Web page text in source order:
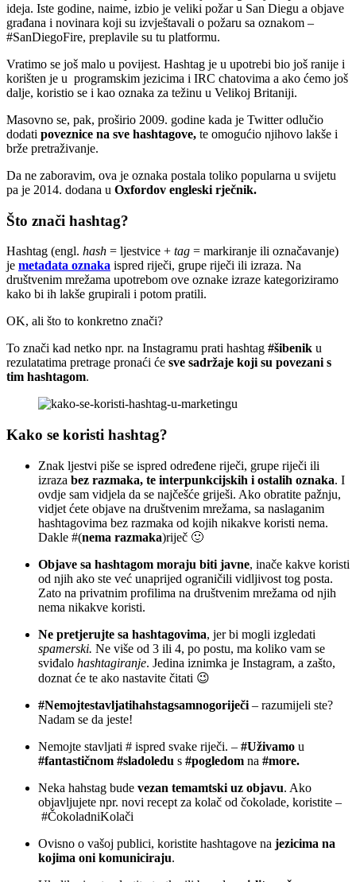
ideja. Iste godine, naime, izbio je veliki požar u San Diegu a objave
građana i novinara koji su izvještavali o požaru sa oznakom –
#SanDiegoFire, preplavile su tu platformu.
Vratimo se još malo u povijest. Hashtag je u upotrebi bio još ranije i
korišten je u programskim jezicima i IRC chatovima a ako ćemo još
dalje, koristio se i kao oznaka za težinu u Velikoj Britaniji.
Masovno se, pak, proširio 2009. godine kada je Twitter odlučio
dodati poveznice na sve hashtagove, te omogućio njihovo lakše i
brže pretraživanje.
Da ne zaboravim, ova je oznaka postala toliko popularna u svijetu
pa je 2014. dodana u Oxfordov engleski rječnik.
Što znači hashtag?
Hashtag (engl. hash = ljestvice + tag = markiranje ili označavanje)
je metadata oznaka ispred riječi, grupe riječi ili izraza. Na
društvenim mrežama upotrebom ove oznake izraze kategoriziramo
kako bi ih lakše grupirali i potom pratili.
OK, ali što to konkretno znači?
To znači kad netko npr. na Instagramu prati hashtag #šibenik u
rezulatatima pretrage pronaći će sve sadržaje koji su povezani s
tim hashtagom.
Kako se koristi hashtag?
Znak ljestvi piše se ispred određene riječi, grupe riječi ili
izraza bez razmaka, te interpunkcijskih i ostalih oznaka. I
ovdje sam vidjela da se najčešće griješi. Ako obratite pažnju,
vidjet ćete objave na društvenim mrežama, sa naslaganim
hashtagovima bez razmaka od kojih nikakve koristi nema.
Dakle #(nema razmaka)riječ 🙂
Objave sa hashtagom moraju biti javne, inače kakve koristi
od njih ako ste već unaprijed ograničili vidljivost tog posta.
Zato na privatnim profilima na društvenim mrežama od njih
nema nikakve koristi.
Ne pretjerujte sa hashtagovima, jer bi mogli izgledati
spamerski. Ne više od 3 ili 4, po postu, ma koliko vam se
sviđalo hashtagiranje. Jedina iznimka je Instagram, a zašto,
doznat će te ako nastavite čitati 😉
#Nemojtestavljatihahstagsamnogoriječi – razumijeli ste?
Nadam se da jeste!
Nemojte stavljati # ispred svake riječi. – #Uživamo u
#fantastičnom #sladoledu s #pogledom na #more.
Neka hahstag bude vezan temamtski uz objavu. Ako
objavljujete npr. novi recept za kolač od čokolade, koristite –
#ČokoladniKolači
Ovisno o vašoj publici, koristite hashtagove na jezicima na
kojima oni komuniciraju.